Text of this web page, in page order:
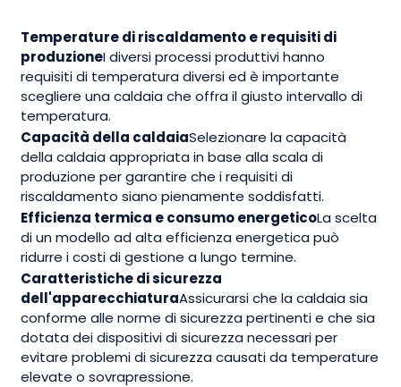
Temperature di riscaldamento e requisiti di
produzioneI diversi processi produttivi hanno
requisiti di temperatura diversi ed è importante
scegliere una caldaia che offra il giusto intervallo di
temperatura.
Capacità della caldaiaSelezionare la capacità
della caldaia appropriata in base alla scala di
produzione per garantire che i requisiti di
riscaldamento siano pienamente soddisfatti.
Efficienza termica e consumo energeticoLa scelta
di un modello ad alta efficienza energetica può
ridurre i costi di gestione a lungo termine.
Caratteristiche di sicurezza
dell'apparecchiaturaAssicurarsi che la caldaia sia
conforme alle norme di sicurezza pertinenti e che sia
dotata dei dispositivi di sicurezza necessari per
evitare problemi di sicurezza causati da temperature
elevate o sovrapressione.